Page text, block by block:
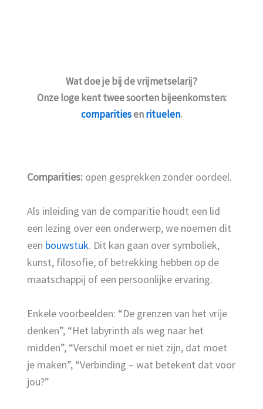
Wat doe je bij de vrijmetselarij?
Onze loge kent twee soorten bijeenkomsten:
comparitiesenrituelen.
Comparities:open gesprekken zonder oordeel.
Als inleiding van de comparitie houdt een lid
een lezing over een onderwerp, we noemen dit
een bouwstuk. Dit kan gaan over symboliek,
kunst, filosofie, of betrekking hebben op de
maatschappij of een persoonlijke ervaring.
Enkele voorbeelden: “De grenzen van het vrije
denken”, “Het labyrinth als weg naar het
midden”, “Verschil moet er niet zijn, dat moet
je maken”, “Verbinding – wat betekent dat voor
jou?”